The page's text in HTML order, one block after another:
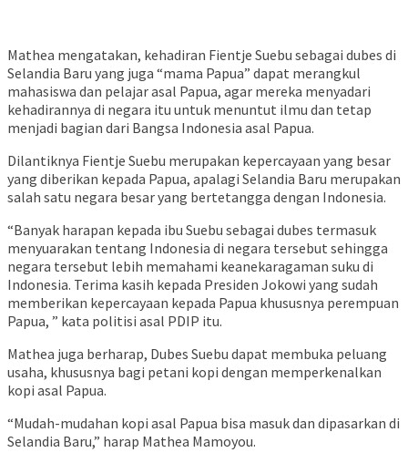
Mathea mengatakan, kehadiran Fientje Suebu sebagai dubes di
Selandia Baru yang juga “mama Papua” dapat merangkul
mahasiswa dan pelajar asal Papua, agar mereka menyadari
kehadirannya di negara itu untuk menuntut ilmu dan tetap
menjadi bagian dari Bangsa Indonesia asal Papua.
Dilantiknya Fientje Suebu merupakan kepercayaan yang besar
yang diberikan kepada Papua, apalagi Selandia Baru merupakan
salah satu negara besar yang bertetangga dengan Indonesia.
“Banyak harapan kepada ibu Suebu sebagai dubes termasuk
menyuarakan tentang Indonesia di negara tersebut sehingga
negara tersebut lebih memahami keanekaragaman suku di
Indonesia. Terima kasih kepada Presiden Jokowi yang sudah
memberikan kepercayaan kepada Papua khususnya perempuan
Papua, ” kata politisi asal PDIP itu.
Mathea juga berharap, Dubes Suebu dapat membuka peluang
usaha, khususnya bagi petani kopi dengan memperkenalkan
kopi asal Papua.
“Mudah-mudahan kopi asal Papua bisa masuk dan dipasarkan di
Selandia Baru,” harap Mathea Mamoyou.